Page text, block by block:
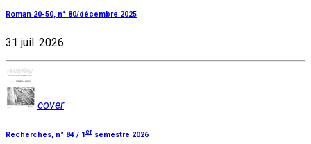
Roman 20-50, n° 80/décembre 2025
31 juil. 2026
cover
Recherches, n° 84 / 1 er semestre 2026